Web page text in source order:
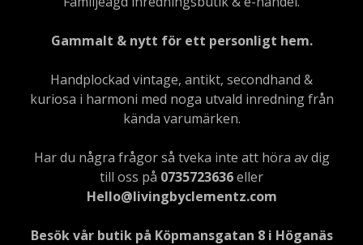
Gammalt & nytt för ett personligt hem.
Handplockad vintage, antikt, secondhand &
kuriosa i harmoni med noga utvald inredning från
kända varumärken.
Har du några frågor så tveka inte att höra av dig
till oss på 0735723636eller
Hello@livingbyclementz.com
Besök vår butik på Köpmansgatan 8 i Höganäs